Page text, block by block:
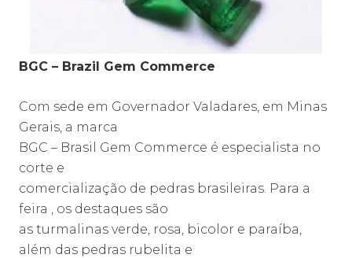
BGC – Brazil Gem Commerce
Com sede em Governador Valadares, em Minas
Gerais, a marca
BGC – Brasil Gem Commerce é especialista no
corte e
comercialização de pedras brasileiras. Para a
feira , os destaques são
as turmalinas verde, rosa, bicolor e paraíba,
além das pedras rubelita e